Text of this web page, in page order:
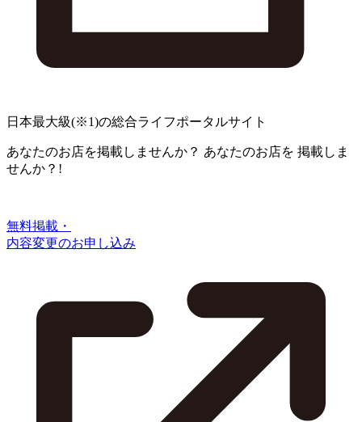
日本最大級(※1)の総合ライフポータルサイト
あなたのお店を掲載しませんか？ あなたのお店を 掲載しま
せんか？!
無料掲載・
内容変更のお申し込み